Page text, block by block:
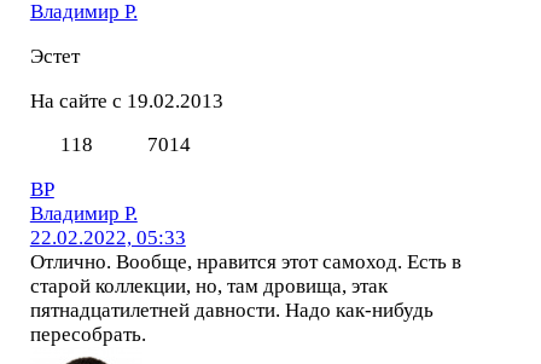
Владимир Р.
Эстет
На сайте с 19.02.2013
118
7014
ВР
Владимир Р.
22.02.2022, 05:33
Отлично. Вообще, нравится этот самоход. Есть в
старой коллекции, но, там дровища, этак
пятнадцатилетней давности. Надо как-нибудь
пересобрать.